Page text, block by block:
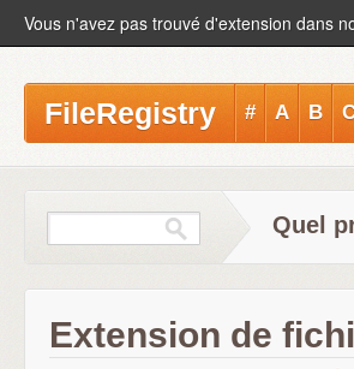
Vous n'avez pas trouvé d'extension dans
FileRegistry # A B
Quel
Extension de